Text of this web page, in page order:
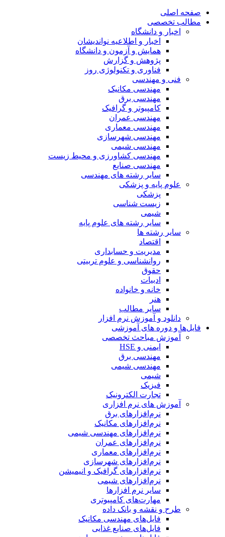
صفحه اصلی
مطالب تخصصی
اخبار و دانشگاه
اخبار و اطلاعیه نواندیشان
همایش و آزمون و دانشگاه
پژوهش و گزارش
فناوری و تکنولوژی روز
فنی و مهندسی
مهندسی مکانیک
مهندسی برق
کامپیوتر و گرافیک
مهندسی عمران
مهندسی معماری
مهندسی شهرسازی
مهندسی شیمی
مهندسی کشاورزی و محیط زیست
مهندسی صنایع
سایر رشته های مهندسی
علوم پایه و پزشکی
پزشکی
زیست شناسی
شیمی
سایر رشته های علوم پایه
سایر رشته ها
اقتصاد
مدیریت و حسابداری
روانشناسی و علوم تربیتی
حقوق
ادبیات
خانه و خانواده
هنر
سایر مطالب
دانلود و آموزش نرم افزار
فایل‌ها و دوره های آموزشی
آموزش مباحث تخصصی
ایمنی و HSE
مهندسی برق
مهندسی شیمی
شیمی
فیزیک
تجارت الکترونیک
آموزش های نرم افزاری
نرم‌افزارهای برق
نرم‌افزارهای مکانیک
نرم‌افزارهای مهندسی شیمی
نرم‌افزارهای عمران
نرم‌افزارهای معماری
نرم‌افزارهای شهرسازی
نرم‌افزارهای گرافیک و انیمیشن
نرم‌افزارهای شیمی
سایر نرم افزارها
مهارت‌های کامپیوتری
طرح و نقشه و بانک داده
فایل‌های مهندسی مکانیک
فایل‌های صنایع غذایی